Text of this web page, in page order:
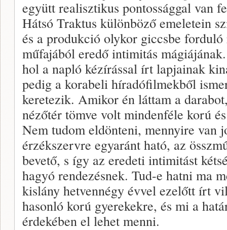
együtt realisztikus pontossággal van
Hátsó Traktus különböző emeletein
és a produkció olykor giccsbe
műfajából eredő intimitás
hol a napló kézírással írt lapjainak
pedig a korabeli híradófilmekből
keretezik. Amikor én láttam a
nézőtér tömve volt mindenféle korú
Nem tudom eldönteni, mennyire van
érzékszervre egyaránt ható, az
bevető, s így az eredeti intimitást
hagyó rendezésnek. Tud-e hatni ma
kislány hetvennégy évvel ezelőtt írt
hasonló korú gyerekekre, és mi a
érdekében el lehet menni.